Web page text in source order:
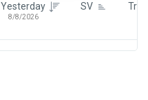
Yesterday
8/8/2026
SV